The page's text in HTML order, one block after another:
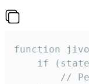
function
if
//